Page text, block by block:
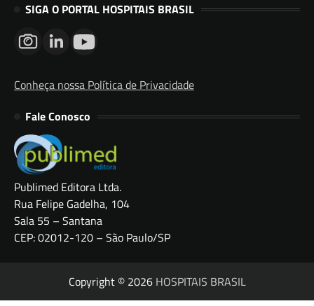
SIGA O PORTAL HOSPITAIS BRASIL
Conheça nossa Política de Privacidade
Fale Conosco
Publimed Editora Ltda.
Rua Felipe Gadelha, 104
Sala 55 – Santana
CEP: 02012-120 – São Paulo/SP
Copyright © 2026 HOSPITAIS BRASIL